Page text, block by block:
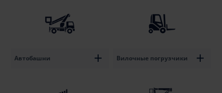
Автобашни Вилочные погрузчики